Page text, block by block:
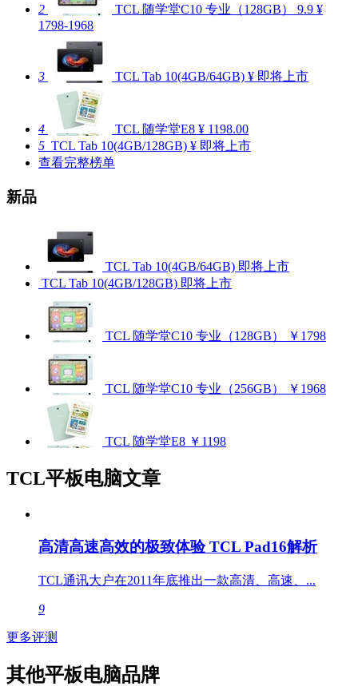
2 TCL 随学堂C10 专业（128GB） 9.9 ¥
1798-1968
3 TCL Tab 10(4GB/64GB) ¥ 即将上市
4 TCL 随学堂E8 ¥ 1198.00
5 TCL Tab 10(4GB/128GB) ¥ 即将上市
查看完整榜单
新品
TCL Tab 10(4GB/64GB) 即将上市
TCL Tab 10(4GB/128GB) 即将上市
TCL 随学堂C10 专业（128GB） ￥1798
TCL 随学堂C10 专业（256GB） ￥1968
TCL 随学堂E8 ￥1198
TCL平板电脑文章
高清高速高效的极致体验 TCL Pad16解析
TCL通讯大户在2011年底推出一款高清、高速、...
9
更多评测
其他平板电脑品牌